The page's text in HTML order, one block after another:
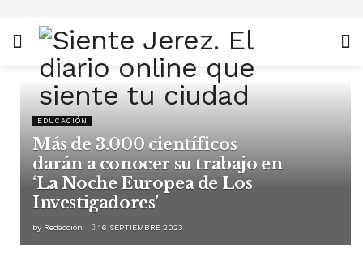
EDUCACIÓN
Más de 3.000 científicos
darán a conocer su trabajo en
‘La Noche Europea de Los
Investigadores’
by Redacción 16 SEPTIEMBRE 2023